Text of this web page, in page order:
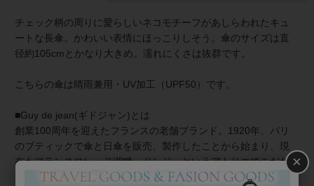
チェック柄の周りに愛らしいネコモチーフがあしらわれたキュ
ートな長傘。かわいい表情にほっこりしそう。傘のサイズは直
径約105cmとかなり大きめ。濡れにくさは抜群です。
こちらの傘は晴雨兼用・UV加工（UPF50）です。
■Guy de jean(ギドジャン)とは
創業100周年を迎えたフランスの老舗ブランド。1920年、パリ
のブティックで傘と日傘を販売、製作したことから始まり、現
在もフランスロレーヌ湖畔、ドンジーというアトリエでこだわ
りの伝統製法で手作業で作られています。独創的でかつ遊び心
×